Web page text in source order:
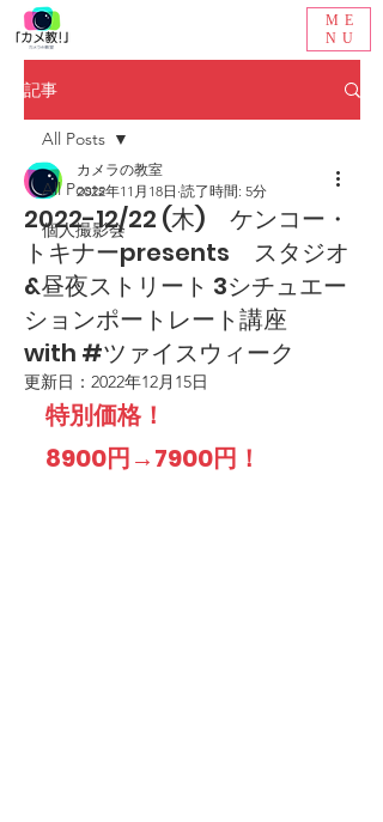
ME
NU
記事
All Posts
個人撮影会
All Posts
2022-12/22 (木) ケンコー・
トキナーpresents スタジオ
&昼夜ストリート 3シチュエー
ションポートレート講座
with #ツァイスウィーク
カメラの教室
2022年11月18日 読了時間: 5分
更新日： 2022年12月15日
特別価格！
8900円→7900円！